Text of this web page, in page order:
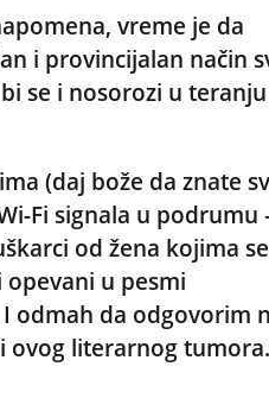
vreme je da
i provincijalan način
se i nosorozi u teranju
(daj bože da znate
Fi signala u podrumu
od žena kojima se
u pesmi
odmah da odgovorim
ovog literarnog tumora.